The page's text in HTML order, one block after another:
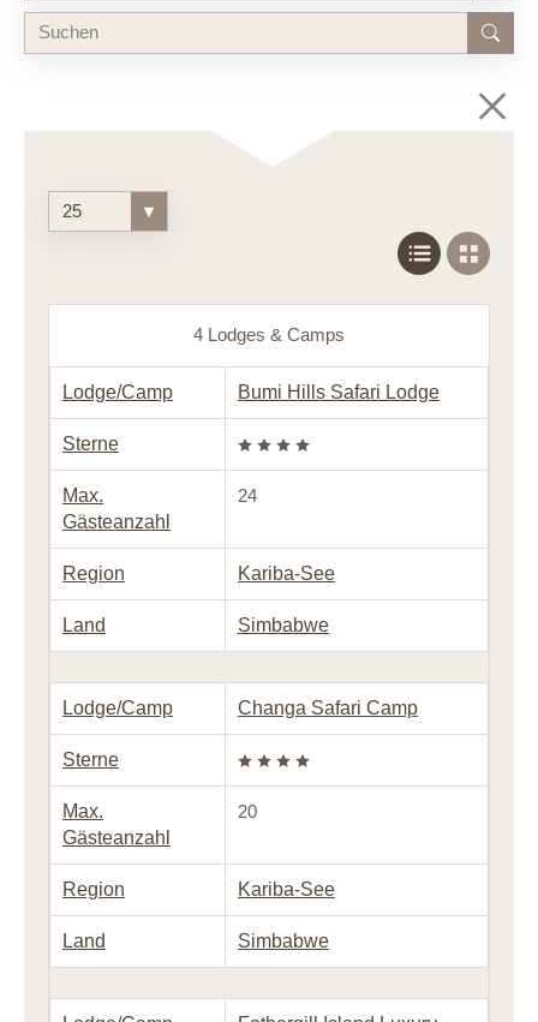
25 ▾
4 Lodges & Camps
Lodge/Camp Bumi Hills Safari Lodge
Sterne
Max.
Gästeanzahl
24
Region Kariba-See
Land Simbabwe
Lodge/Camp Changa Safari Camp
Sterne
Max.
Gästeanzahl
20
Region Kariba-See
Land Simbabwe